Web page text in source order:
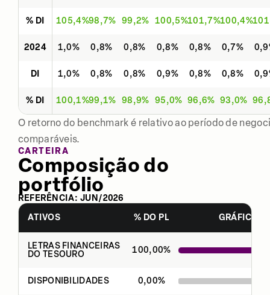
% DI 105,4%98,7% 99,2% 100,5%101,7%100,4%
2024 1,0% 0,8% 0,8% 0,8% 0,8% 0,7%
DI 1,0% 0,8% 0,8% 0,9% 0,8% 0,8%
% DI 100,1%99,1% 98,9% 95,0% 96,6% 93,0%
O retorno do benchmark é relativo ao período de
comparáveis.
CARTEIRA
Composição do
portfólio
REFERÊNCIA: JUN /2026
ATIVOS
% DO PL GRÁFICO
LETRAS FINANCEIRAS
DO TESOURO
100,00%
DISPONIBILIDADES 0,00%